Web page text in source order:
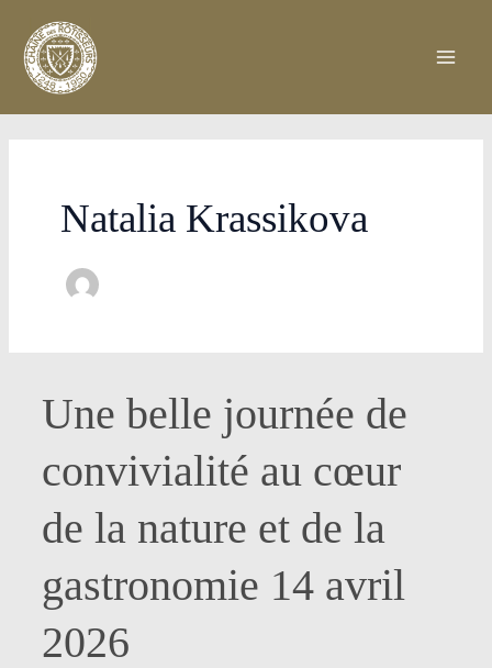
contenu
Natalia Krassikova
Une belle journée de
convivialité au cœur
de la nature et de la
gastronomie 14 avril
2026
Une
belle
de
convivialité
au
de
nature
d’article